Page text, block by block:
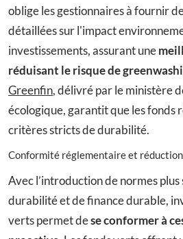
oblige les gestionnaires à fournir
détaillées sur l'impact
investissements, assurant une
réduisant le risque de
Greenfin, délivré par le ministère
écologique, garantit que les fonds
critères stricts de durabilité.
Conformité réglementaire et
Avec l’introduction de normes
durabilité et de finance durable,
verts permet dese conformer à